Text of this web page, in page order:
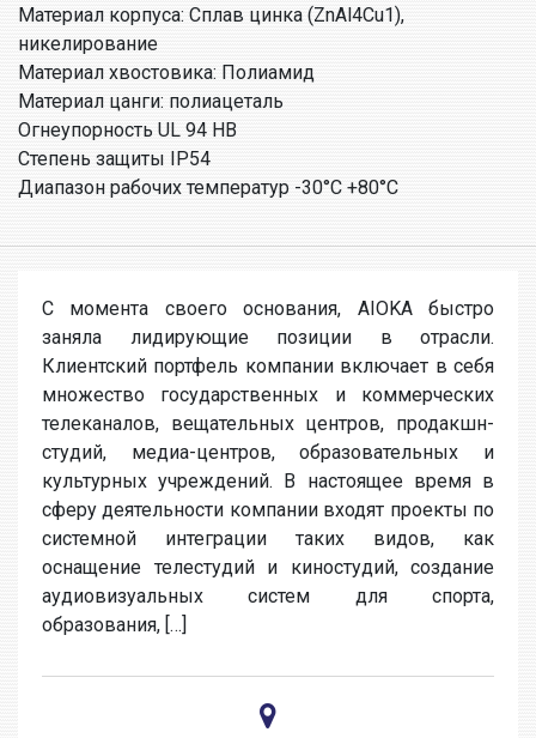
Материал корпуса: Сплав цинка (ZnAl4Cu1),
никелирование
Материал хвостовика: Полиамид
Материал цанги: полиацеталь
Огнеупорность UL 94 HB
Степень защиты IP54
Диапазон рабочих температур -30°C +80°C
С момента своего основания, AIOKA быстро
заняла лидирующие позиции в отрасли.
Клиентский портфель компании включает в себя
множество государственных и коммерческих
телеканалов, вещательных центров, продакшн-
студий, медиа-центров, образовательных и
культурных учреждений. В настоящее время в
сферу деятельности компании входят проекты по
системной интеграции таких видов, как
оснащение телестудий и киностудий, создание
аудиовизуальных систем для спорта,
образования, […]